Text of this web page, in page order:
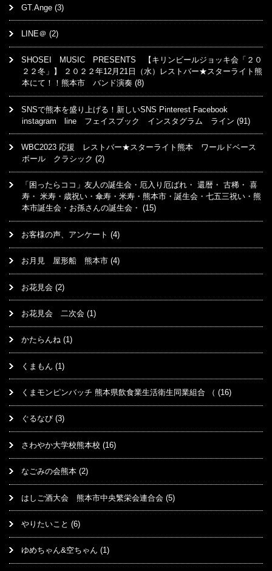
GT.Ange (3)
LINE＠ (2)
SHOSEI MUSIC PRESENTS 【キリンビールジョッキ会「２０
２２冬」】 ２０２２年12月21日（水）レストバー★スターライト熊
本にて！！熊本市 バンド演奏 (8)
SNSで熊本を盛り上げる！新しいSNS Pinterest Facebook
instagram line フェイスブック インスタグラム ライン (91)
WBC2023 応援 レストバー★スターライト熊本 ワールドベース
ボール クラシック (2)
「困ったらココ」友人の誕生会・厄入り厄ばれ・ 還暦・ 古稀・ 喜
寿・ 米寿・歳祝い・傘寿・米寿・熊本市・誕生会・七五三祝い・熊
本市誕生会・お孫さんの誕生会・ (15)
お客様の声、アンケート (4)
お月見 屋形船 熊本市 (4)
お花見会 (2)
お花見会 二次会 (1)
かたらんね (1)
くまもん (1)
くまモンピンバッチ 熊本県飲食業生活衛生同業組合 （ (16)
ぐるなび (3)
さわやか大学校熊本校 (16)
なごみの会熊本 (2)
はしご酒大会 熊本市中央繁栄会連合会 (5)
やりたいこと (6)
ゆめちゃん&空ちゃん (1)